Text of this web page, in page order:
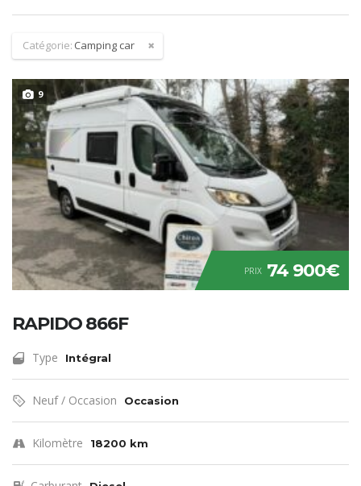
Catégorie: Camping car
9
PRIX 74 900€
RAPIDO 866F
Type Intégral
Neuf / Occasion Occasion
Kilomètre 18200 km